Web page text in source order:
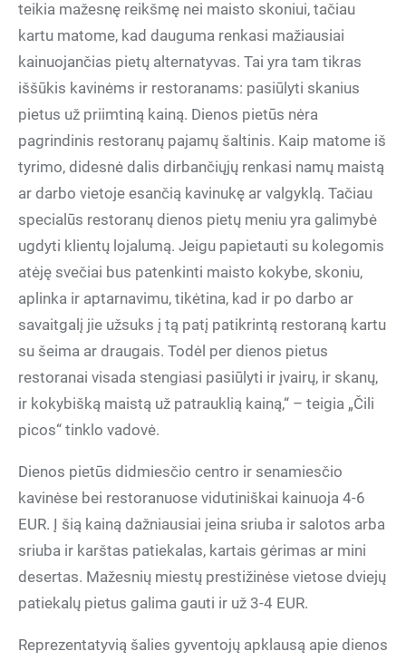
teikia mažesnę reikšmę nei maisto skoniui, tačiau
kartu matome, kad dauguma renkasi mažiausiai
kainuojančias pietų alternatyvas. Tai yra tam tikras
iššūkis kavinėms ir restoranams: pasiūlyti skanius
pietus už priimtiną kainą. Dienos pietūs nėra
pagrindinis restoranų pajamų šaltinis. Kaip matome iš
tyrimo, didesnė dalis dirbančiųjų renkasi namų maistą
ar darbo vietoje esančią kavinukę ar valgyklą. Tačiau
specialūs restoranų dienos pietų meniu yra galimybė
ugdyti klientų lojalumą. Jeigu papietauti su kolegomis
atėję svečiai bus patenkinti maisto kokybe, skoniu,
aplinka ir aptarnavimu, tikėtina, kad ir po darbo ar
savaitgalį jie užsuks į tą patį patikrintą restoraną kartu
su šeima ar draugais. Todėl per dienos pietus
restoranai visada stengiasi pasiūlyti ir įvairų, ir skanų,
ir kokybišką maistą už patrauklią kainą,“ – teigia „Čili
picos“ tinklo vadovė.
Dienos pietūs didmiesčio centro ir senamiesčio
kavinėse bei restoranuose vidutiniškai kainuoja 4-6
EUR. Į šią kainą dažniausiai įeina sriuba ir salotos arba
sriuba ir karštas patiekalas, kartais gėrimas ar mini
desertas. Mažesnių miestų prestižinėse vietose dviejų
patiekalų pietus galima gauti ir už 3-4 EUR.
Reprezentatyvią šalies gyventojų apklausą apie dienos